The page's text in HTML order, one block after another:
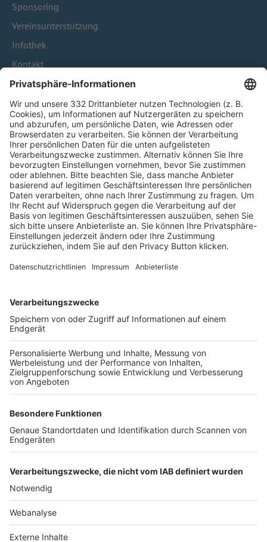
Sponsoring
Vereinsunterstützung
Infothek
Kontakt
HÄUFIG BESUCHTE SEITEN
Pässe und Vereinswechsel
Trainerausbildung
Schulungsangebot Vereinsmitarbeiter
BFV-Geschäftsstellen
Trainerbörse
Login SpielPlus
FOLGE DEM BFV
TOP-VEREINE
TOP-PARTNER
Nutzungsbedingungen Datenschutz Impressum